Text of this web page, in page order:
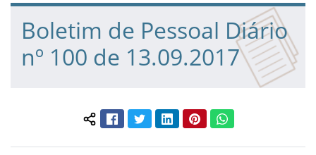
Fim da navegação
Início do conteúdo
Boletim de Pessoal Diário
nº 100 de 13.09.2017
Compartilhar conteúdo:
FacebookTwitterLinkedInPinterestWhatsApp